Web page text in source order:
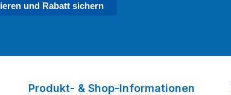
und Rabatt sichern
Produkt- & Shop-Informationen